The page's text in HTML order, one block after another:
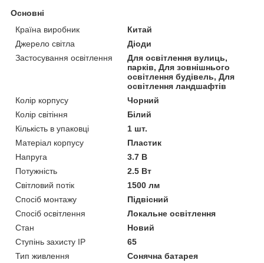
Основні
Країна виробник
Китай
Джерело світла
Діоди
Застосування освітлення
Для освітлення вулиць,
парків, Для зовнішнього
освітлення будівель, Для
освітлення ландшафтів
Колір корпусу
Чорний
Колір світіння
Білий
Кількість в упаковці
1 шт.
Матеріал корпусу
Пластик
Напруга
3.7 В
Потужність
2.5 Вт
Світловий потік
1500 лм
Спосіб монтажу
Підвісний
Спосіб освітлення
Локальне освітлення
Стан
Новий
Ступінь захисту IP
65
Тип живлення
Сонячна батарея